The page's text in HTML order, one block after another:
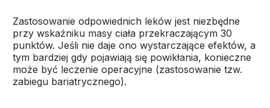
Zastosowanie odpowiednich leków jest niezbędne
przy wskaźniku masy ciała przekraczającym 30
punktów. Jeśli nie daje ono wystarczające efektów, a
tym bardziej gdy pojawiają się powikłania, konieczne
może być leczenie operacyjne (zastosowanie tzw.
zabiegu bariatrycznego).